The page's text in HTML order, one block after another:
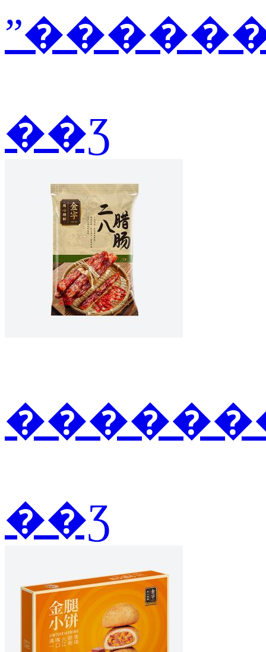
��Ʒ
��Ʒ